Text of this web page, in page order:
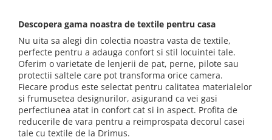
Descopera gama noastra de textile pentru casa
Nu uita sa alegi din colectia noastra vasta de textile,
perfecte pentru a adauga confort si stil locuintei tale.
Oferim o varietate de lenjerii de pat, perne, pilote sau
protectii saltele care pot transforma orice camera.
Fiecare produs este selectat pentru calitatea materialelor
si frumusetea designurilor, asigurand ca vei gasi
perfectiunea atat in confort cat si in aspect. Profita de
reducerile de vara pentru a reimprospata decorul casei
tale cu textile de la Drimus.